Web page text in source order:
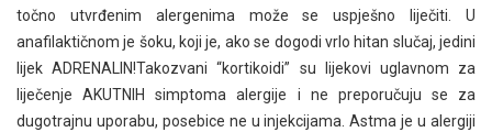
točno utvrđenim alergenima može se uspješno liječiti. U
anafilaktičnom je šoku, koji je, ako se dogodi vrlo hitan slučaj, jedini
lijek ADRENALIN!Takozvani “kortikoidi” su lijekovi uglavnom za
liječenje AKUTNIH simptoma alergije i ne preporučuju se za
dugotrajnu uporabu, posebice ne u injekcijama. Astma je u alergiji